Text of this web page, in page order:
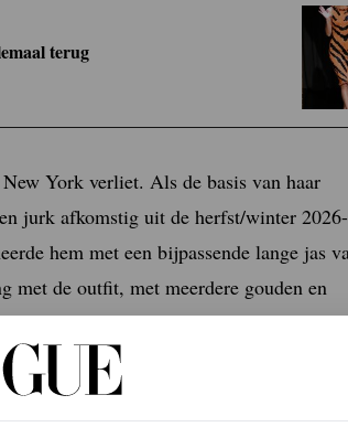
terug
York verliet. Als de basis van haar
jurk afkomstig uit de herfst/winter 2026-
hem met een bijpassende lange jas
met de outfit, met meerdere gouden en
meer te bekennen was,
nude-paarse lippenstift voor een